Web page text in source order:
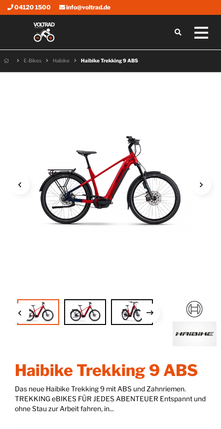
04120 1500 info@voltrad.de
E-Bikes Haibike Haibike Trekking 9 ABS
Haibike Trekking 9 ABS
Das neue Haibike Trekking 9 mit ABS und Zahnriemen.
TREKKING eBIKES FÜR JEDES ABENTEUER Entspannt und
ohne Stau zur Arbeit fahren, in...